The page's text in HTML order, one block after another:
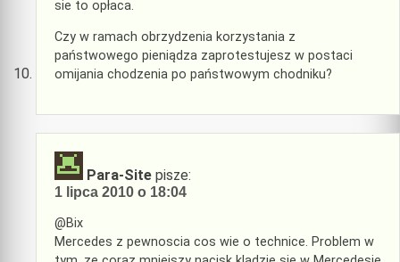
sie to opłaca.
Czy w ramach obrzydzenia korzystania z
państwowego pieniądza zaprotestujesz w postaci
omijania chodzenia po państwowym chodniku?
Para-Site pisze:
1 lipca 2010 o 18:04
@Bix
Mercedes z pewnoscia cos wie o technice. Problem w